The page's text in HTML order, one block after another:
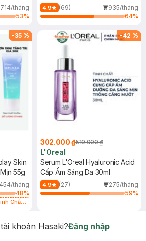
714/tháng
53%
(Mới)
4.9 (69)
935/tháng
64%
-35 %
Skin
55g
454/tháng
48%
Chất
-42 %
302.000 ₫519.000 ₫
L'Oreal
Serum L'Oreal Hyaluronic Acid
Cấp Ẩm Sáng Da 30ml
4.9 (27)
275/tháng
59%
khoản Hasaki?Đăng nhập